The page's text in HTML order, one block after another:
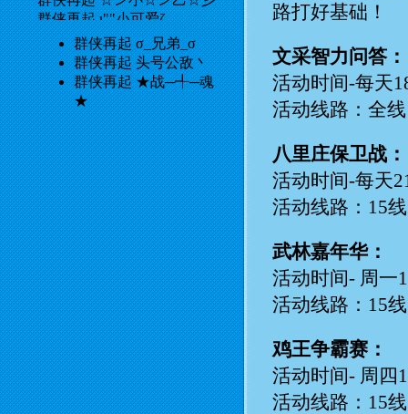
路打好基础！
文采智力问答：
活动时间-每天
活动线路：全
八里庄保卫战：
活动时间-每天
活动线路：15
武林嘉年华：
活动时间- 周一
活动线路：15
鸡王争霸赛：
活动时间- 周四
活动线路：15